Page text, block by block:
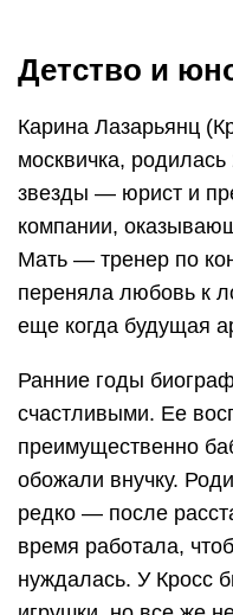
Детство и
Карина Лазарьянц
москвичка,
звезды — юрист и
компании,
Мать — тренер по
переняла любовь к
еще когда будущая
Ранние годы
счастливыми. Ее
преимущественно
обожали внучку.
редко — после
время работала,
нуждалась. У Кросс